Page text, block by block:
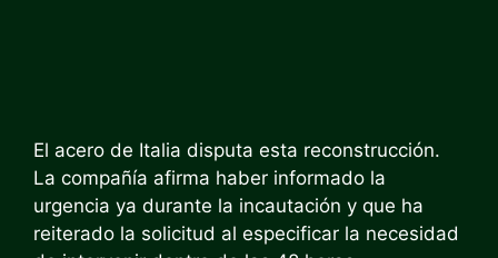
El acero de Italia disputa esta reconstrucción.
La compañía afirma haber informado la
urgencia ya durante la incautación y que ha
reiterado la solicitud al especificar la necesidad